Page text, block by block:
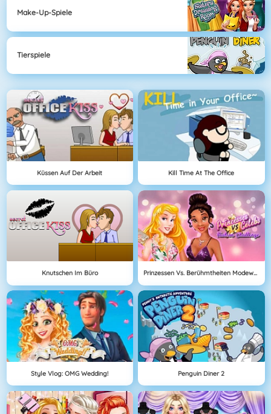
Make-Up-Spiele
Tierspiele
Küssen Auf Der Arbeit Kill Time At The Office
Knutschen Im Büro Prinzessen Vs. Berühmtheiten Modewettbewerb
Style Vlog: OMG Wedding! Penguin Diner 2